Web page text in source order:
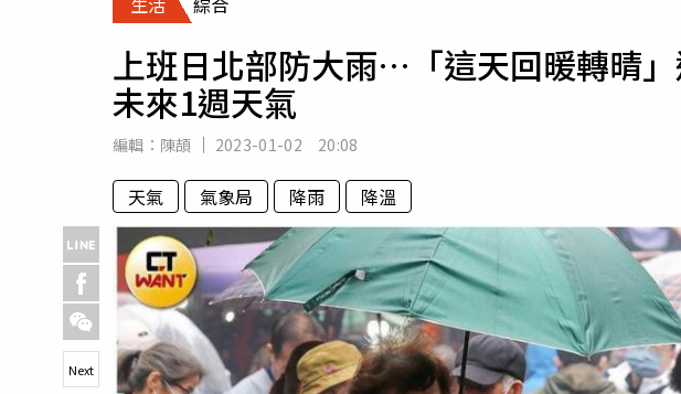
專欄
上班日北部防大雨…「這天回暖轉晴
未來1週天氣
編輯： 陳頡 2023-01-02 20:08
天氣 氣象局 降雨 降溫
Next